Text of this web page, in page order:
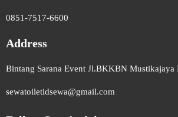
0851-7517-6600
Address
Bintang Sarana Event Jl.BKKBN Mustikajaya
sewatoiletidsewa@gmail.com